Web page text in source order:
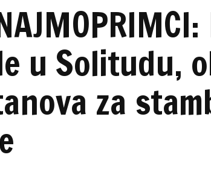
u Solitudu,
za